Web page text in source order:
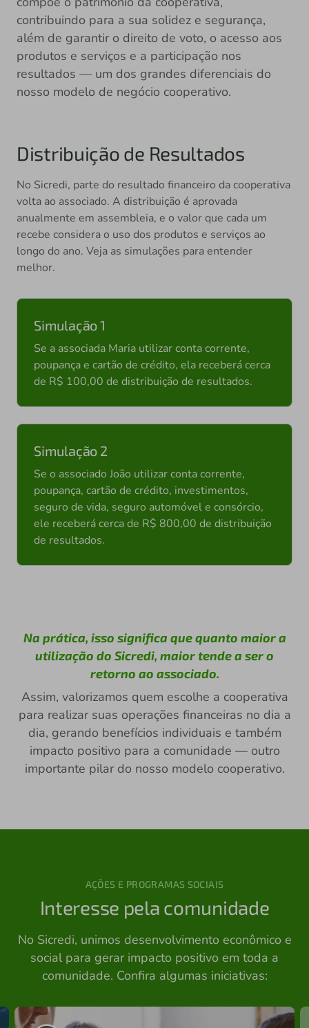
contribuindo para a sua solidez e segurança,
além de garantir o direito de voto, o acesso aos
produtos e serviços e a participação nos
resultados — um dos grandes diferenciais do
nosso modelo de negócio cooperativo.
Distribuição de Resultados
No Sicredi, parte do resultado financeiro da cooperativa
volta ao associado. A distribuição é aprovada
anualmente em assembleia, e o valor que cada um
recebe considera o uso dos produtos e serviços ao
longo do ano. Veja as simulações para entender
melhor.
Simulação 1
Se a associada Maria utilizar conta corrente,
poupança e cartão de crédito, ela receberá cerca
de R$ 100,00 de distribuição de resultados.
Simulação 2
Se o associado João utilizar conta corrente,
poupança, cartão de crédito, investimentos,
seguro de vida, seguro automóvel e consórcio,
ele receberá cerca de R$ 800,00 de distribuição
de resultados.
Na prática, isso significa que quanto maior a
utilização do Sicredi, maior tende a ser o
retorno ao associado.
Assim, valorizamos quem escolhe a cooperativa
para realizar suas operações financeiras no dia a
dia, gerando benefícios individuais e também
impacto positivo para a comunidade — outro
importante pilar do nosso modelo cooperativo.
AÇÕES E PROGRAMAS SOCIAIS
Interesse pela comunidade
No Sicredi, unimos desenvolvimento econômico e
social para gerar impacto positivo em toda a
comunidade. Confira algumas iniciativas: